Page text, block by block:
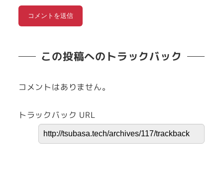
この投稿へのトラックバック
コメントはありません。
トラックバック URL